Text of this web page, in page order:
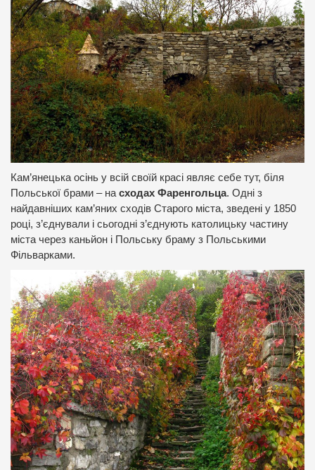
Кам’янецька осінь у всій своїй красі являє себе тут, біля
Польської брами – на сходах Фаренгольца. Одні з
найдавніших кам’яних сходів Старого міста, зведені у 1850
році, з’єднували і сьогодні з’єднують католицьку частину
міста через каньйон і Польську браму з Польськими
Фільварками.